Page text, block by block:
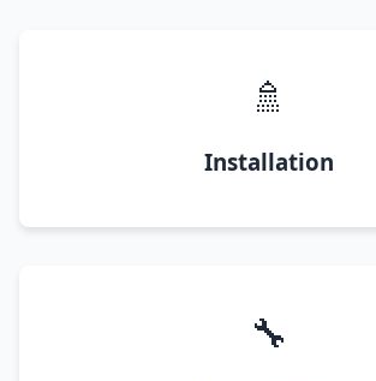
🚿
Installation
🔧